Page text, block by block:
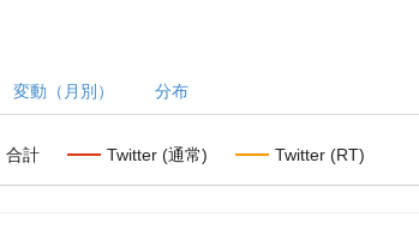
変動（月別） 分布
合計 Twitter (通常) Twitter (RT)